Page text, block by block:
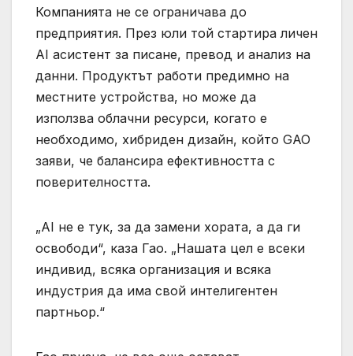
Компанията не се ограничава до
предприятия. През юли той стартира личен
AI асистент за писане, превод и анализ на
данни. Продуктът работи предимно на
местните устройства, но може да
използва облачни ресурси, когато е
необходимо, хибриден дизайн, който GAO
заяви, че балансира ефективността с
поверителността.
„AI не е тук, за да замени хората, а да ги
освободи“, каза Гао. „Нашата цел е всеки
индивид, всяка организация и всяка
индустрия да има свой интелигентен
партньор.“